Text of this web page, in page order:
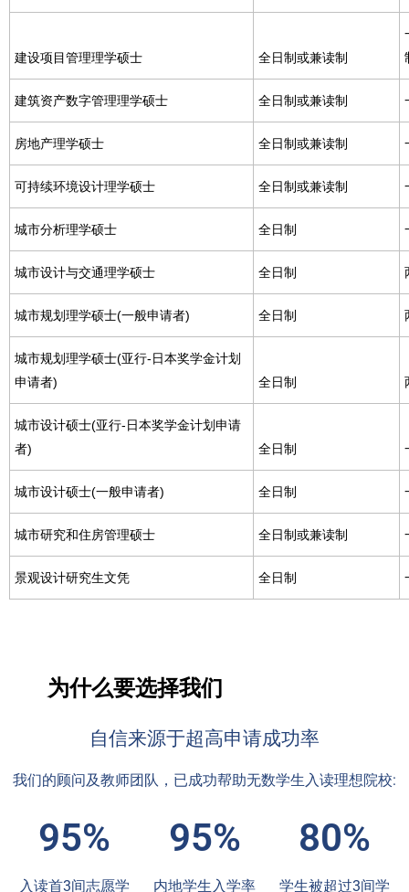
建设项目管理理学硕士 全日制或兼读制
建筑资产数字管理理学硕士 全日制或兼读制
房地产理学硕士 全日制或兼读制
可持续环境设计理学硕士 全日制或兼读制
城市分析理学硕士 全日制
城市设计与交通理学硕士 全日制
城市规划理学硕士(一般申请者) 全日制
城市规划理学硕士(亚行-日本奖学金计划
申请者)
全日制
城市设计硕士(亚行-日本奖学金计划申请
者)
全日制
城市设计硕士(一般申请者) 全日制
城市研究和住房管理硕士 全日制或兼读制
景观设计研究生文凭 全日制
为什么要选择我们
自信来源于超高申请成功率
我们的顾问及教师团队，已成功帮助无数学生入读理想院校:
95%
入读首3间志愿学
95%
内地学生入学率
80%
学生被超过3间学